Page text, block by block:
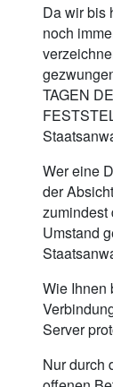
Da wir bis
noch
TAGEN
Wer eine
der
zumindest
Umstand
Wie Ihnen
Server
Nur durch